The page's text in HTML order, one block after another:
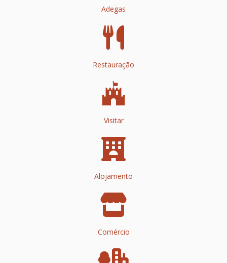
Adegas
Restauração
Visitar
Alojamento
Comércio